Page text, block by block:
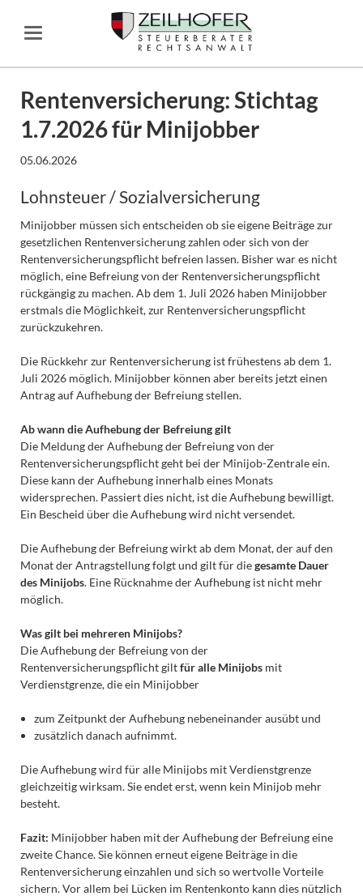
Rentenversicherung: Stichtag
1.7.2026 für Minijobber
05.06.2026
Lohnsteuer / Sozialversicherung
Minijobber müssen sich entscheiden ob sie eigene Beiträge zur
gesetzlichen Rentenversicherung zahlen oder sich von der
Rentenversicherungspflicht befreien lassen. Bisher war es nicht
möglich, eine Befreiung von der Rentenversicherungspflicht
rückgängig zu machen. Ab dem 1. Juli 2026 haben Minijobber
erstmals die Möglichkeit, zur Rentenversicherungspflicht
zurückzukehren.
Die Rückkehr zur Rentenversicherung ist frühestens ab dem 1.
Juli 2026 möglich. Minijobber können aber bereits jetzt einen
Antrag auf Aufhebung der Befreiung stellen.
Ab wann die Aufhebung der Befreiung gilt
Die Meldung der Aufhebung der Befreiung von der
Rentenversicherungspflicht geht bei der Minijob-Zentrale ein.
Diese kann der Aufhebung innerhalb eines Monats
widersprechen. Passiert dies nicht, ist die Aufhebung bewilligt.
Ein Bescheid über die Aufhebung wird nicht versendet.
Die Aufhebung der Befreiung wirkt ab dem Monat, der auf den
Monat der Antragstellung folgt und gilt für diegesamte Dauer
des Minijobs. Eine Rücknahme der Aufhebung ist nicht mehr
möglich.
Was gilt bei mehreren Minijobs?
Die Aufhebung der Befreiung von der
Rentenversicherungspflicht giltfür alle Minijobsmit
Verdienstgrenze, die ein Minijobber
zum Zeitpunkt der Aufhebung nebeneinander ausübt und
zusätzlich danach aufnimmt.
Die Aufhebung wird für alle Minijobs mit Verdienstgrenze
gleichzeitig wirksam. Sie endet erst, wenn kein Minijob mehr
besteht.
Fazit: Minijobber haben mit der Aufhebung der Befreiung eine
zweite Chance. Sie können erneut eigene Beiträge in die
Rentenversicherung einzahlen und sich so wertvolle Vorteile
sichern. Vor allem bei Lücken im Rentenkonto kann dies nützlich